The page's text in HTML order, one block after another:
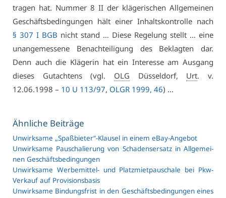
tra­gen hat. Num­mer 8 II der klä­ge­ri­schen All­ge­mei­nen
Ge­schäfts­be­din­gun­gen hält ei­ner In­halts­kon­trol­le nach
§ 307 I BGB nicht stand … Die­se Re­ge­lung stellt … ei­ne
un­an­ge­mes­se­ne Be­nach­tei­li­gung des Be­klag­ten dar.
Denn auch die Klä­ge­rin hat ein In­ter­es­se am Aus­gang
die­ses Gut­ach­tens (vgl. OLG Düs­sel­dorf, Urt. v.
12.06.1998 – 10 U 113/97, OLGR 1999, 46) …
Ähn­li­che Bei­trä­ge
Un­wirk­sa­me „Spaß­bie­ter“-Klau­sel in ei­nem eBay-An­ge­bot
Un­wirk­sa­me Pau­scha­lie­rung von Scha­dens­er­satz in All­ge­mei­
nen Ge­schäfts­be­din­gun­gen
Un­wirk­sa­me Wer­be­mit­tel- und Platz­miet­pau­scha­le bei Pkw-
Ver­kauf auf Pro­vi­si­ons­ba­sis
Un­wirk­sa­me Bin­dungs­frist in den Ge­schäfts­be­din­gun­gen ei­nes